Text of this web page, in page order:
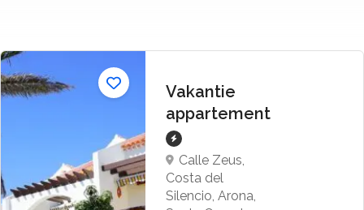
Vakantie
appartement
Calle Zeus,
Costa del
Silencio, Arona,